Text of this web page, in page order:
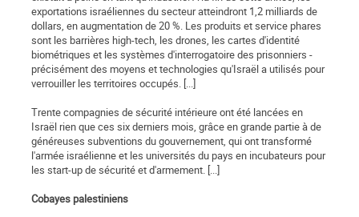
exportations israéliennes du secteur atteindront 1,2 milliards de
dollars, en augmentation de 20 %. Les produits et service phares
sont les barrières high-tech, les drones, les cartes d'identité
biométriques et les systèmes d'interrogatoire des prisonniers -
précisément des moyens et technologies qu'Israël a utilisés pour
verrouiller les territoires occupés. [...]
Trente compagnies de sécurité intérieure ont été lancées en
Israël rien que ces six derniers mois, grâce en grande partie à de
généreuses subventions du gouvernement, qui ont transformé
l'armée israélienne et les universités du pays en incubateurs pour
les start-up de sécurité et d'armement. [...]
Cobayes palestiniens